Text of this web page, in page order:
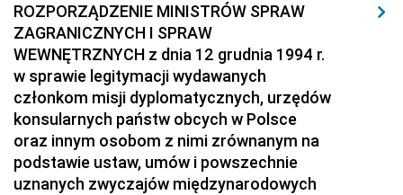
1929 1928 1927
1926 1925 1924
1923 1922
1920 1919 1918
ROZPORZĄDZENIE MINISTRÓW SPRAW
ZAGRANICZNYCH I SPRAW
WEWNĘTRZNYCH z dnia 12 grudnia 1994 r.
w sprawie legitymacji wydawanych
członkom misji dyplomatycznych, urzędów
konsularnych państw obcych w Polsce
oraz innym osobom z nimi zrównanym na
podstawie ustaw, umów i powszechnie
uznanych zwyczajów międzynarodowych